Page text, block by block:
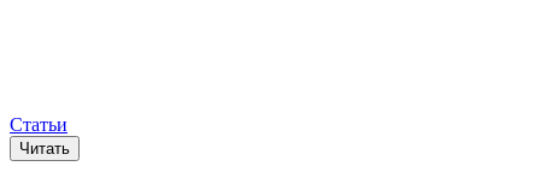
Статьи
Читать